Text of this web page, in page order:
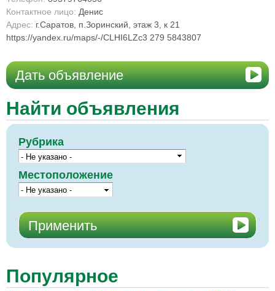
Контактное лицо: Денис
Адрес: г.Саратов, п.Зоринский, этаж 3, к 21
https://yandex.ru/maps/-/CLHI6LZc3 279 5843807
Дать объявление
Найти объявления
Рубрика
Местоположение
Популярное